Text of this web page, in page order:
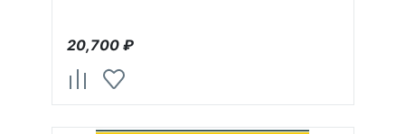
20,700₽